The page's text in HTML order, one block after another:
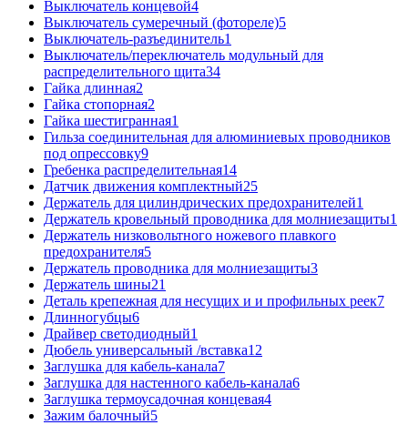
Выключатель концевой4
Выключатель сумеречный (фотореле)5
Выключатель-разъединитель1
Выключатель/переключатель модульный для
распределительного щита34
Гайка длинная2
Гайка стопорная2
Гайка шестигранная1
Гильза соединительная для алюминиевых проводников
под опрессовку9
Гребенка распределительная14
Датчик движения комплектный25
Держатель для цилиндрических предохранителей1
Держатель кровельный проводника для молниезащиты1
Держатель низковольтного ножевого плавкого
предохранителя5
Держатель проводника для молниезащиты3
Держатель шины21
Деталь крепежная для несущих и и профильных реек7
Длинногубцы6
Драйвер светодиодный1
Дюбель универсальный /вставка12
Заглушка для кабель-канала7
Заглушка для настенного кабель-канала6
Заглушка термоусадочная концевая4
Зажим балочный5